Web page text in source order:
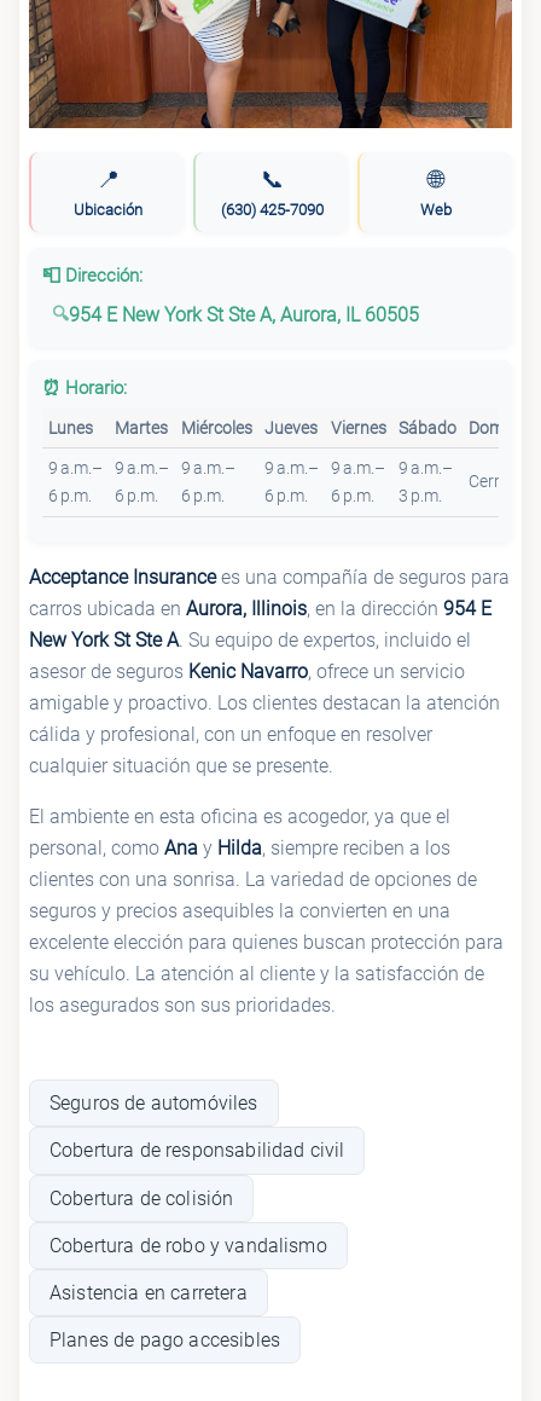
📍
Ubicación
📞
(630) 425-7090
🌐
Web
📮 Dirección:
954 E New York St Ste A, Aurora, IL 60505
⏰ Horario:
Lunes Martes Miércoles Jueves Viernes Sábado Domingo
9 a.m.–
6 p.m.
9 a.m.–
6 p.m.
9 a.m.–
6 p.m.
9 a.m.–
6 p.m.
9 a.m.–
6 p.m.
9 a.m.–
3 p.m.
Cerrado
Acceptance Insurancees una compañía de seguros para
carros ubicada en Aurora, Illinois, en la dirección 954 E
New York St Ste A. Su equipo de expertos, incluido el
asesor de seguros Kenic Navarro, ofrece un servicio
amigable y proactivo. Los clientes destacan la atención
cálida y profesional, con un enfoque en resolver
cualquier situación que se presente.
El ambiente en esta oficina es acogedor, ya que el
personal, como Ana y Hilda, siempre reciben a los
clientes con una sonrisa. La variedad de opciones de
seguros y precios asequibles la convierten en una
excelente elección para quienes buscan protección para
su vehículo. La atención al cliente y la satisfacción de
los asegurados son sus prioridades.
Seguros de automóviles
Cobertura de responsabilidad civil
Cobertura de colisión
Cobertura de robo y vandalismo
Asistencia en carretera
Planes de pago accesibles